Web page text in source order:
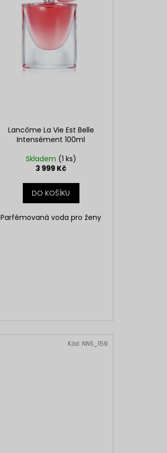
Lancôme La Vie Est Belle
Intensément 100ml
Skladem (1 ks)
3 999 Kč
DO KOŠÍKU
Parfémovaná voda pro ženy
Kód: NNS_159